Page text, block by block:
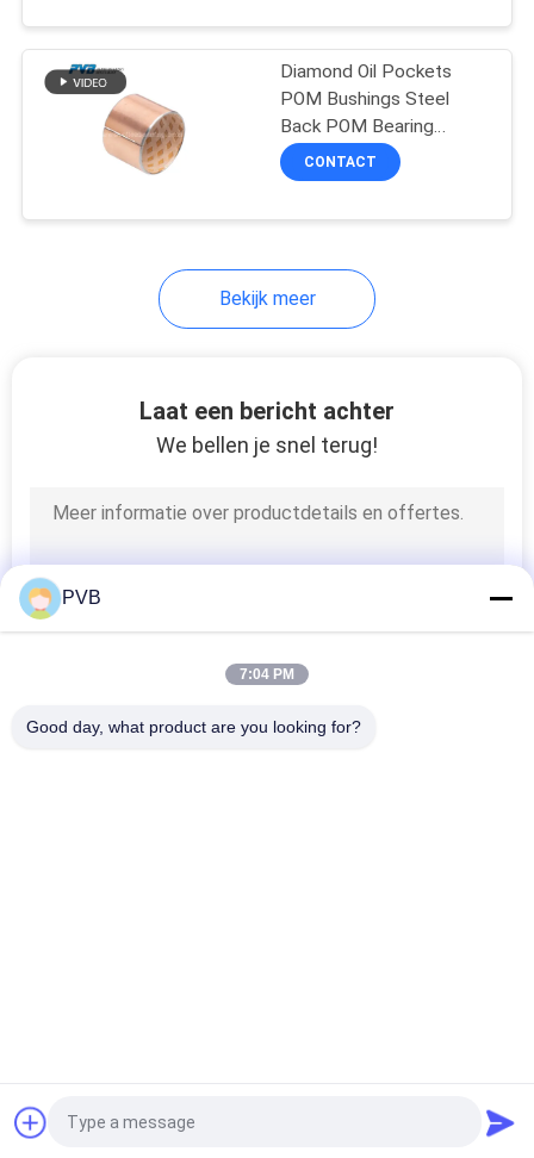
Diamond Oil Pockets
POM Bushings Steel
Back POM Bearing
Boundary Lubricating
CONTACT
Bekijk meer
Laat een bericht achter
We bellen je snel terug!
Bronsslijtage
Vraag een offerte aan
PVB
7:04 PM
Good day, what product are you looking for?